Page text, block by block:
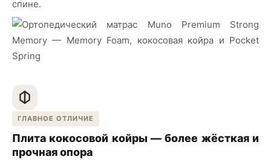
спине.
ГЛАВНОЕ ОТЛИЧИЕ
Плита кокосовой койры — более жёсткая и
прочная опора